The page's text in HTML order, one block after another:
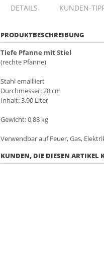
DETAILS KUNDEN-
PRODUKTBESCHREIBUNG
Tiefe Pfanne mit Stiel
(rechte Pfanne)
Stahl emailliert
Durchmesser: 28 cm
Inhalt: 3,90 Liter
Gewicht: 0,88 kg
Verwendbar auf Feuer, Gas,
KUNDEN, DIE DIESEN ARTIKEL